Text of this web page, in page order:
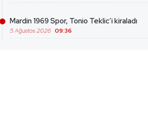
Mardin 1969 Spor, Tonio Teklic’i kiraladı
5 Ağustos 2026 09:36